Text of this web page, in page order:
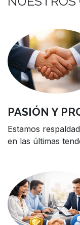
PASIÓN Y
Estamos
en las últimas